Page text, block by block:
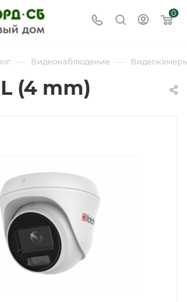
0
— Видеонаблюдение —
(4 mm)